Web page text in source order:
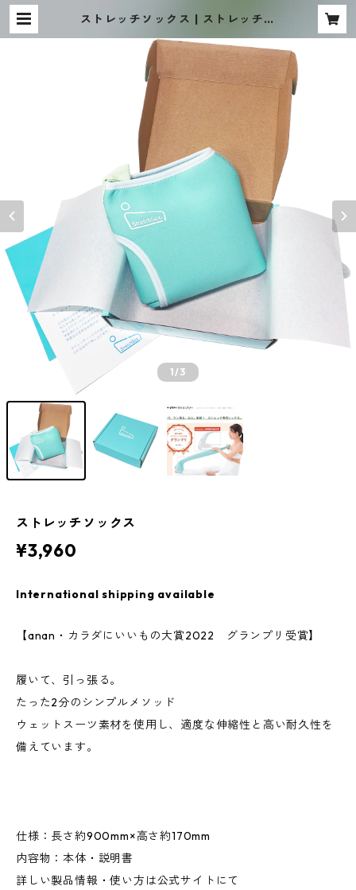
ストレッチソックス | ストレッチソ
1/3
ストレッチソックス
¥3,960
International shipping available
【anan・カラダにいいもの大賞2022 グランプリ受賞】
履いて、引っ張る。
たった2分のシンプルメソッド
ウェットスーツ素材を使用し、適度な伸縮性と高い耐久性を
備えています。
仕様：長さ約900mm×高さ約170mm
内容物：本体・説明書
詳しい製品情報・使い方は公式サイトにて